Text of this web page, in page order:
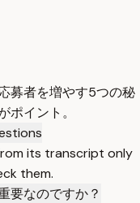
募者を増やす5つの秘
イント。
its transcript only
them.
要なのですか？